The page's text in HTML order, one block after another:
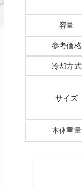
容量
参考価格
冷却方式
サイズ
本体重量